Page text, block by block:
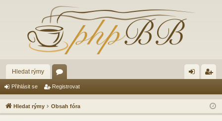
Hledat rýmy
ór
a lá
sit
ist
ro
Přihlásit se Registrovat
Hledat rýmy Obsah fóra